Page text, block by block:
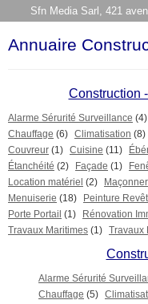
Sfn Media Sarl, 421
Annuaire
Construction
Alarme Sérurité Surveillance (4)
Chauffage (6) Climatisation (8)
Couvreur (1) Cuisine (11)
Étanchéité (2) Façade (1)
Location matériel (2)
Menuiserie (18) Peinture
Porte Portail (1) Rénovation
Travaux Maritimes (1) Travaux
Alarme Sérurité
Chauffage (5)